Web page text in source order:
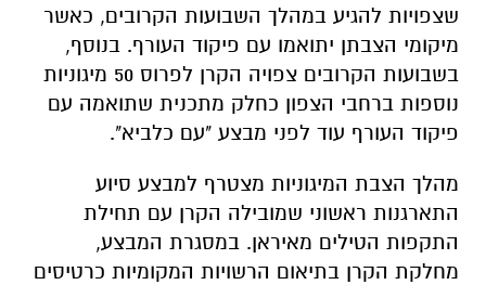
שצפויות להגיע במהלך השבועות הקרובים, כאשר
מיקומי הצבתן יתואמו עם פיקוד העורף. בנוסף,
בשבועות הקרובים צפויה הקרן לפרוס 50 מיגוניות
נוספות ברחבי הצפון כחלק מתכנית שתואמה עם
פיקוד העורף עוד לפני מבצע "עם כלביא".
מהלך הצבת המיגוניות מצטרף למבצע סיוע
התארגנות ראשוני שמובילה הקרן עם תחילת
התקפות הטילים מאיראן. במסגרת המבצע,
מחלקת הקרן בתיאום הרשויות המקומיות כרטיסים